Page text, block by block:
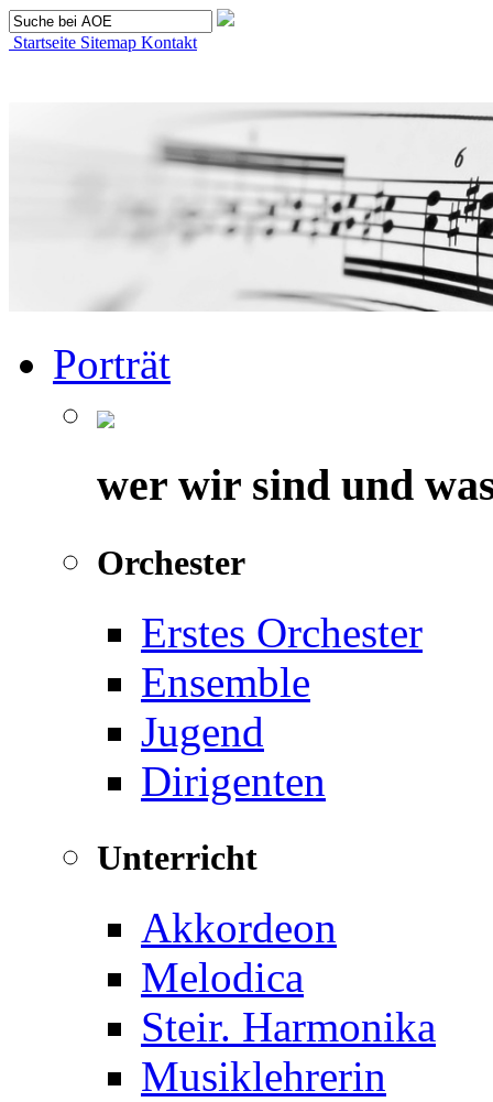
Startseite Sitemap Kontakt
Porträt
wer wir sind und
Orchester
Erstes Orchester
Ensemble
Jugend
Dirigenten
Unterricht
Akkordeon
Melodica
Steir. Harmonika
Musiklehrerin